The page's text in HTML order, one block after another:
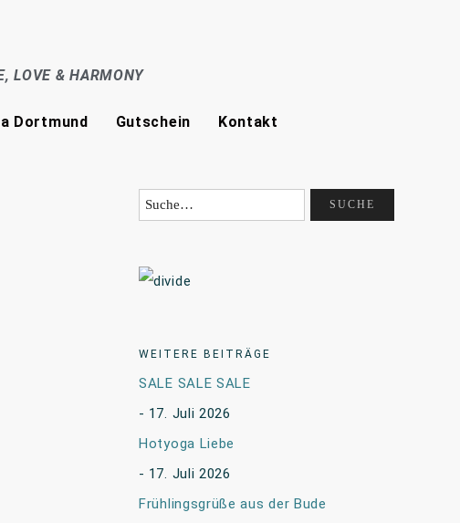
LOVE & HARMONY
Dortmund Gutschein Kontakt
WEITERE BEITRÄGE
SALE SALE SALE
17. Juli 2026
Hotyoga Liebe
17. Juli 2026
Frühlingsgrüße aus der Bude